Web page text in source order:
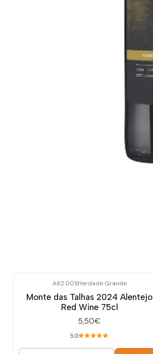
A62.001|Herdade Grande
Monte das Talhas 2024 Alentejo
Red Wine 75cl
5,50€
5.0